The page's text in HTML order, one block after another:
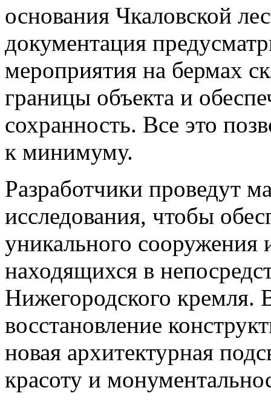
основания Чкаловской
документация
мероприятия на бермах
границы объекта и
сохранность. Все это
к минимуму.
Разработчики проведут
исследования, чтобы
уникального сооружения
находящихся в
Нижегородского кремля.
восстановление
новая архитектурная
красоту и